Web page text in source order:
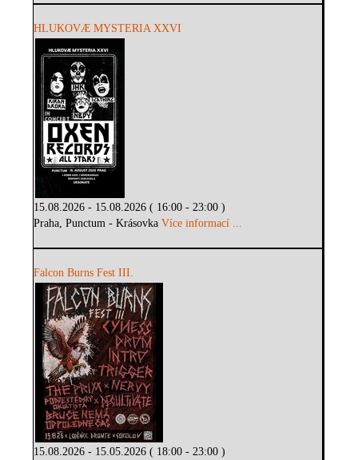
HLUKOVÆ MYSTERIA XXVI
15.08.2026 - 15.08.2026 ( 16:00 - 23:00 )
Praha, Punctum - KrásovkaVíce informací ...
Falcon Burns Fest III.
15.08.2026 - 15.05.2026 ( 18:00 - 23:00 )